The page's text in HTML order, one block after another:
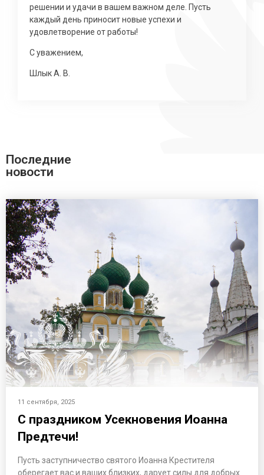
решении и удачи в вашем важном деле. Пусть
каждый день приносит новые успехи и
удовлетворение от работы!
С уважением,
Шлык А. В.
Последние
новости
11 сентября, 2025
С праздником Усекновения Иоанна
Предтечи!
Пусть заступничество святого Иоанна Крестителя
оберегает вас и ваших близких, дарует силы для добрых